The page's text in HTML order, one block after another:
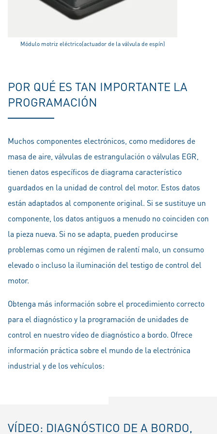
Módulo motriz eléctrico(actuador de la válvula de espín)
POR QUÉ ES TAN IMPORTANTE LA
PROGRAMACIÓN
Muchos componentes electrónicos, como medidores de
masa de aire, válvulas de estrangulación o válvulas EGR,
tienen datos específicos de diagrama característico
guardados en la unidad de control del motor. Estos datos
están adaptados al componente original. Si se sustituye un
componente, los datos antiguos a menudo no coinciden con
la pieza nueva. Si no se adapta, pueden producirse
problemas como un régimen de ralentí malo, un consumo
elevado o incluso la iluminación del testigo de control del
motor.
Obtenga más información sobre el procedimiento correcto
para el diagnóstico y la programación de unidades de
control en nuestro vídeo de diagnóstico a bordo. Ofrece
información práctica sobre el mundo de la electrónica
industrial y de los vehículos:
VÍDEO: DIAGNÓSTICO DE A BORDO,